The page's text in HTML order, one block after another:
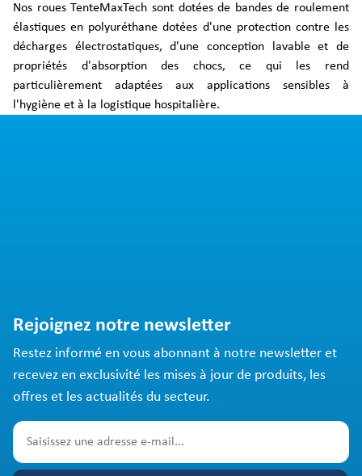
Nos roues TenteMaxTech sont dotées de bandes de roulement
élastiques en polyuréthane dotées d'une protection contre les
décharges électrostatiques, d'une conception lavable et de
propriétés d'absorption des chocs, ce qui les rend
particulièrement adaptées aux applications sensibles à
l'hygiène et à la logistique hospitalière.
Rejoignez notre newsletter
Restez informé en vous abonnant à notre newsletter et
recevez en exclusivité les mises à jour de produits, les
offres et les actualités du secteur.